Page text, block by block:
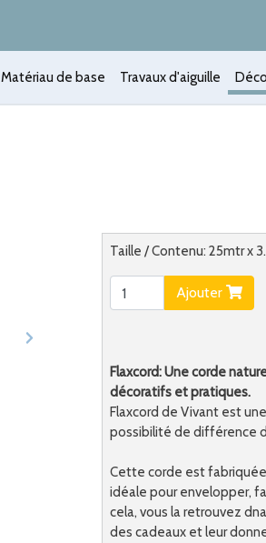
Matériau de base Travaux d'aiguille
Taille / Contenu: 25mtr x
Ajouter
Flaxcord: Une corde
décoratifs et pratiques.
Flaxcord de Vivant est
possibilité de différence
Cette corde est
idéale pour envelopper,
cela, vous la retrouvez
des cadeaux et leur